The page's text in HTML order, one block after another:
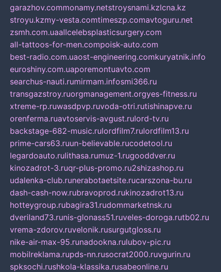
garazhov.commonamy.netstroysnami.kzlcna.kz
stroyu.kzmy-vesta.comtimeszp.comavtoguru.net
zsmh.com.uaallcelebsplasticsurgery.com
all-tattoos-for-men.compoisk-auto.com
best-radio.com.uaost-engineering.comkuryatnik.info
euroshiny.com.uaporemontuavto.com
searchus-nauti.rumirmam.infosmi366.ru
transgazstroy.ruorgmanagement.orgyes-fitness.ru
xtreme-rp.ruwasdpvp.ruvoda-otri.rutishinapve.ru
orenferma.ruavtoservis-avgust.rulord-tv.ru
backstage-682-music.rulordfilm7.rulordfilm13.ru
prime-cars63.ruun-believable.rucodetool.ru
legardoauto.rulithasa.rumuz-1.rugooddver.ru
kinozadrot-3.ruqr-plus-promo.ru2shizashop.ru
udalenka-club.runerabotaetsite.rucarszona-bu.ru
dash-cash-now.rubravoprod.rukinozadrot13.ru
hotteygroup.rubagira31.rudommarketnsk.ru
dveriland73.runis-glonass51.ruveles-doroga.rutb02.ru
vrema-zdorov.ruvelonik.rusurgutgloss.ru
nike-air-max-95.runadookna.rulubov-pic.ru
mobilreklama.rupds-nn.rusocrat2000.ruvgurin.ru
spksochi.rushkola-klassika.rusabeonline.ru